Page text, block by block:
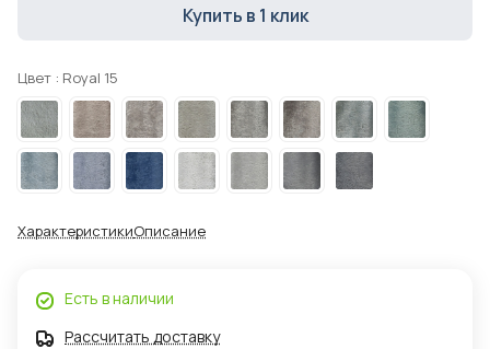
Купить в 1 клик
Цвет : Royal 15
ХарактеристикиОписание
Есть в наличии
Рассчитать доставку